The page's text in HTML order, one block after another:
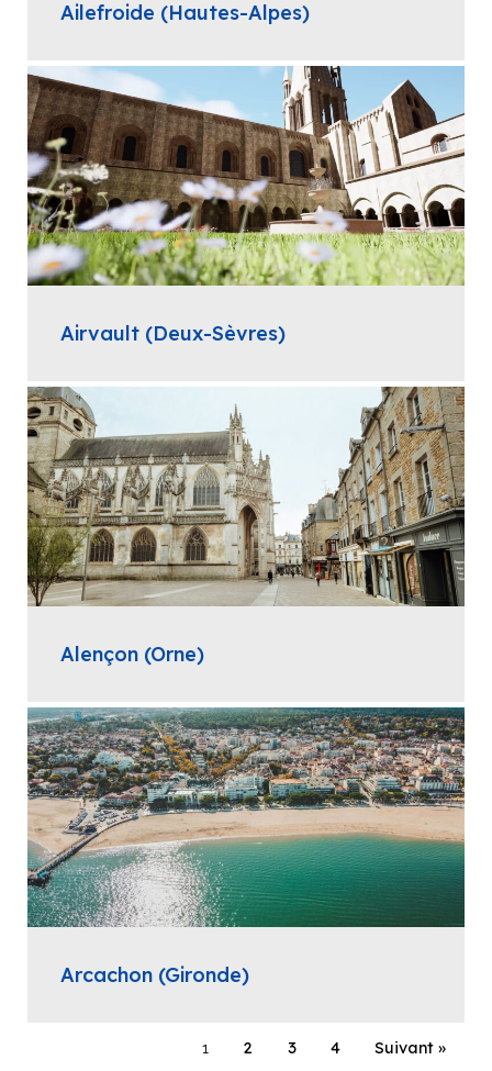
Ailefroide (Hautes-Alpes)
Airvault (Deux-Sèvres)
Alençon (Orne)
Arcachon (Gironde)
1 2 3 4 Suivant »